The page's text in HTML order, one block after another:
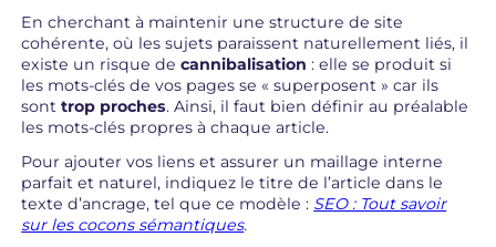
En cherchant à maintenir une structure de site
cohérente, où les sujets paraissent naturellement liés, il
existe un risque decannibalisation : elle se produit si
les mots-clés de vos pages se « superposent » car ils
sonttrop proches. Ainsi, il faut bien définir au préalable
les mots-clés propres à chaque article.
Pour ajouter vos liens et assurer un maillage interne
parfait et naturel, indiquez le titre de l’article dans le
texte d’ancrage, tel que ce modèle : SEO : Tout savoir
sur les cocons sémantiques.